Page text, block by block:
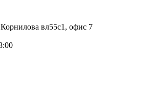
вл55с1, офис 7